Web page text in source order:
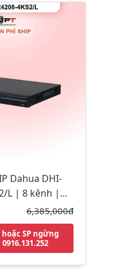
Dahua DHI-
L | 8 kênh |
Giá gốc:
6,385,000đ
SP ngừng
0916.131.252